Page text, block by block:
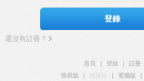
登錄
還沒有註冊？
首頁 登錄
註冊
簡易版
觸屏版 電腦版